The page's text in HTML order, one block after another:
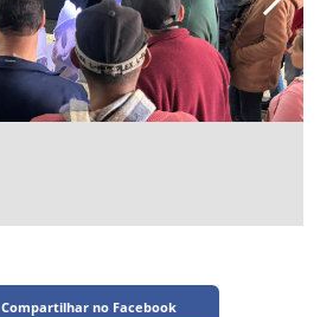
Compartilhar no Facebook